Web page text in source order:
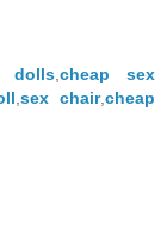
dolls ,cheap sex
,sex chair,cheap